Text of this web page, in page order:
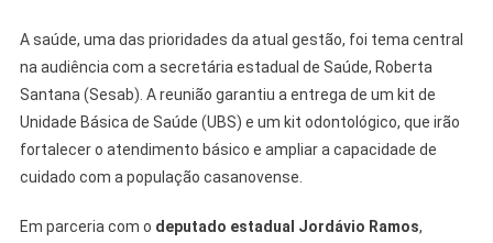
A saúde, uma das prioridades da atual gestão, foi tema central
na audiência com a secretária estadual de Saúde, Roberta
Santana (Sesab). A reunião garantiu a entrega de um kit de
Unidade Básica de Saúde (UBS) e um kit odontológico, que irão
fortalecer o atendimento básico e ampliar a capacidade de
cuidado com a população casanovense.
Em parceria com o deputado estadual Jordávio Ramos,